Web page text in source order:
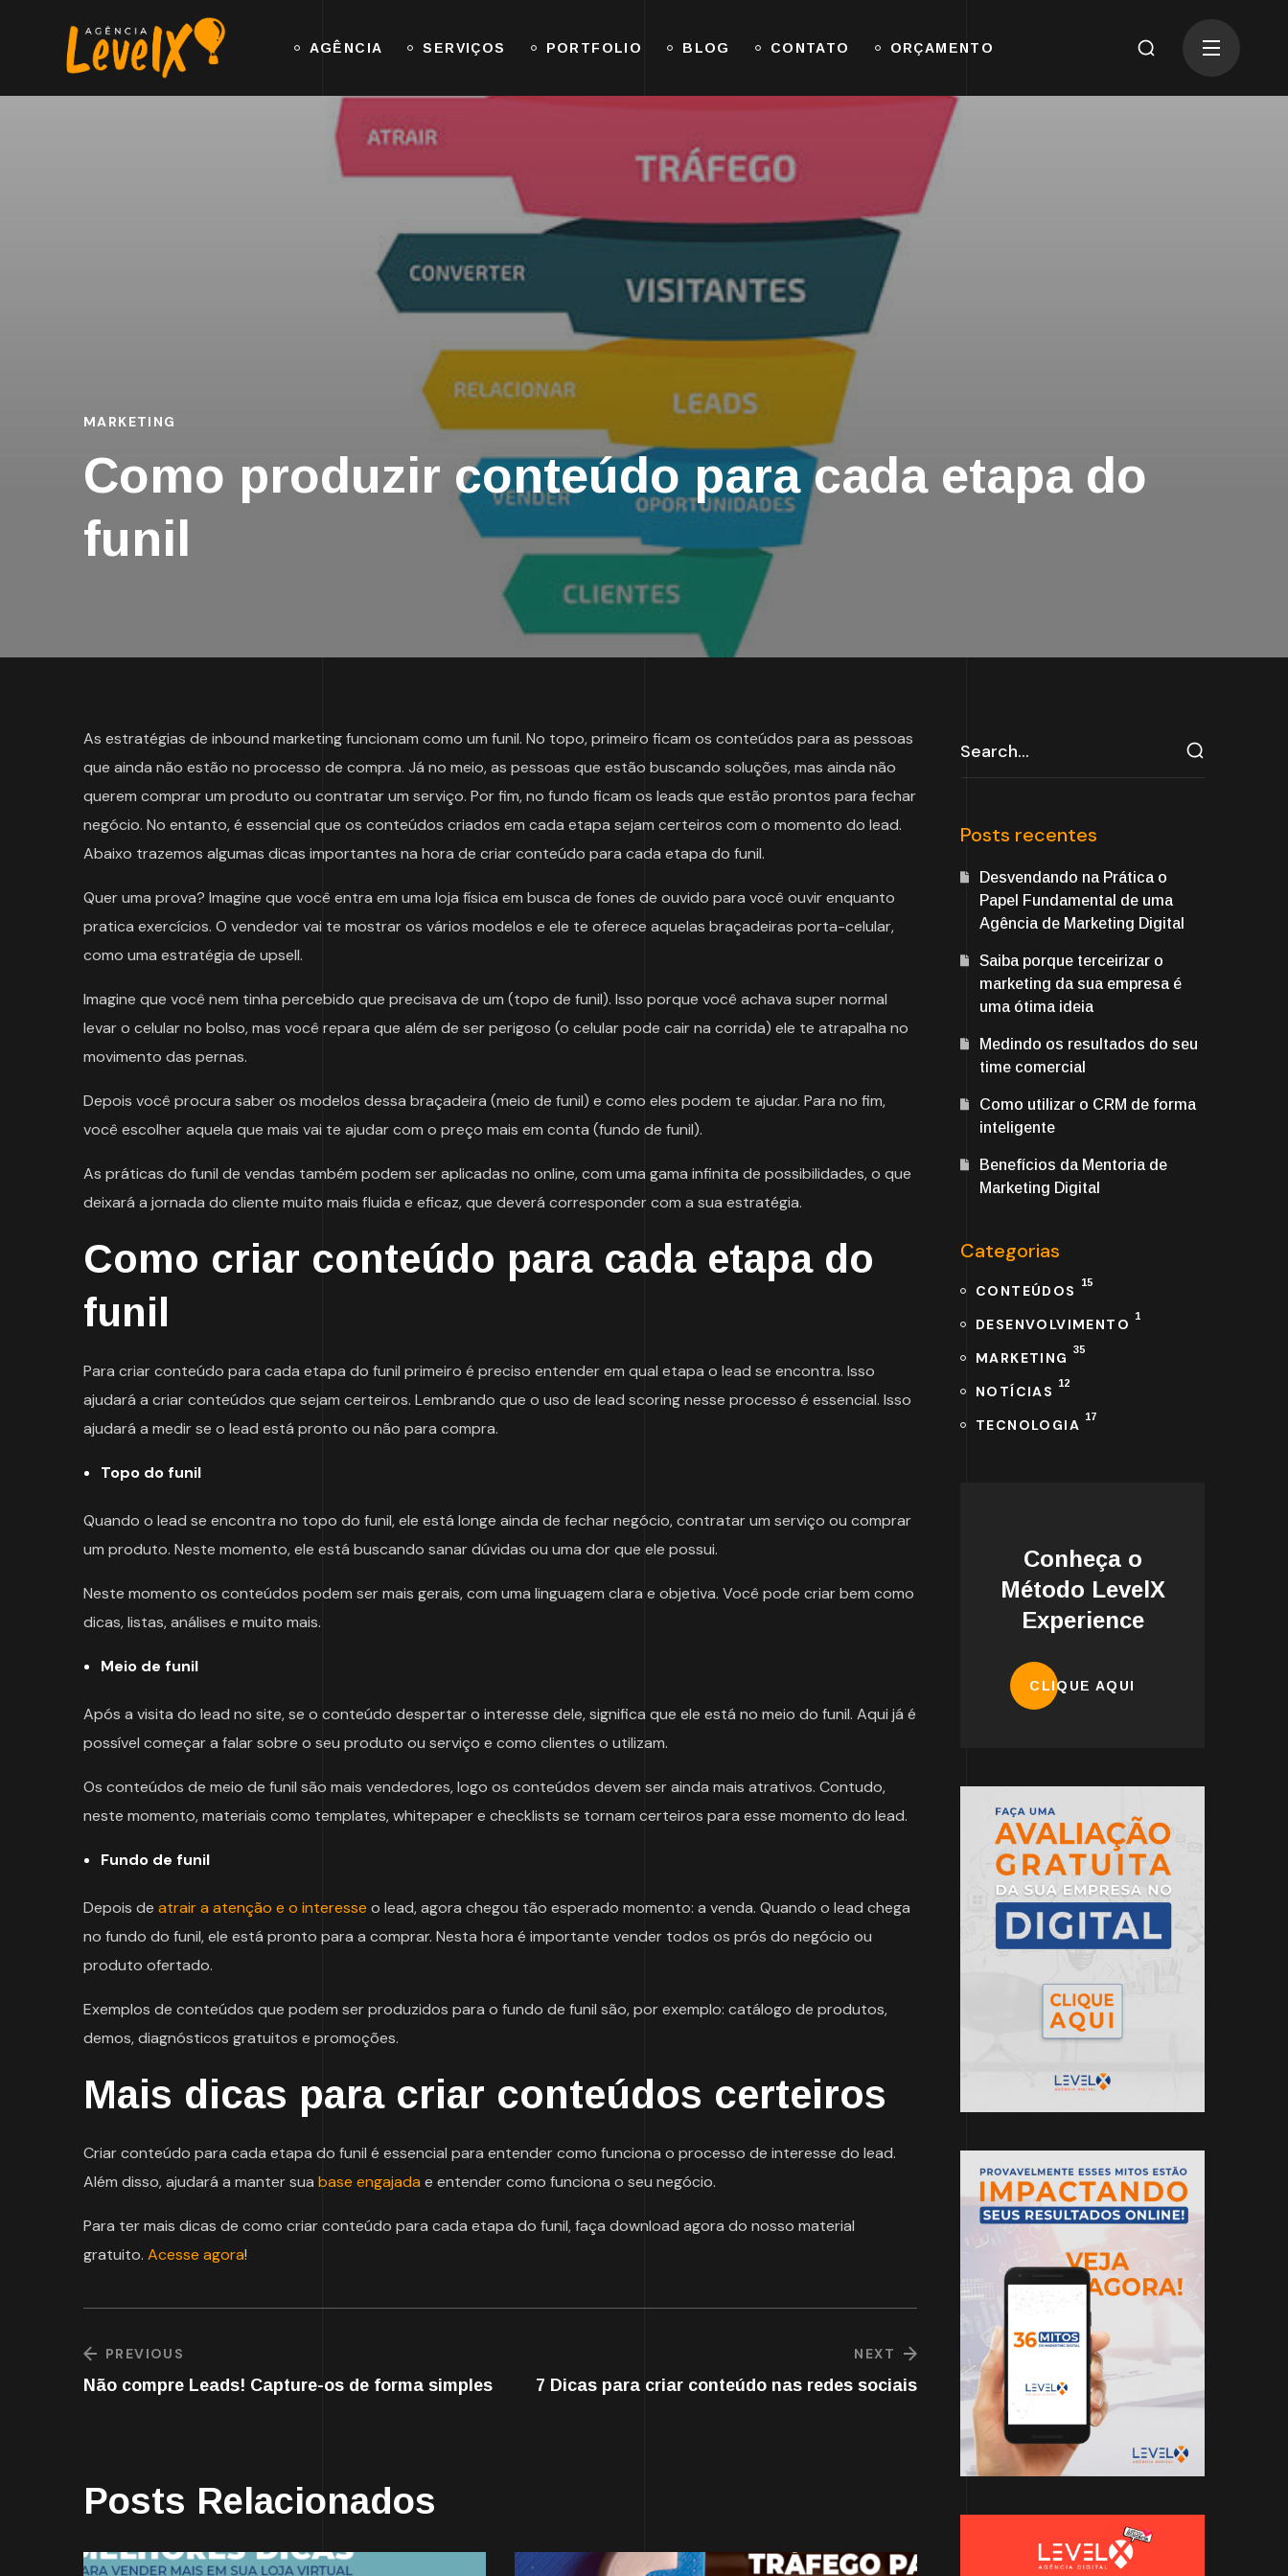
AGÊNCIA SERVIÇOS PORTFOLIO BLOG CONTATO ORÇAMENTO
MARKETING
Como produzir conteúdo para cada etapa do
funil
As estratégias de inbound marketing funcionam como um funil. No topo, primeiro ficam os conteúdos para as pessoas
que ainda não estão no processo de compra. Já no meio, as pessoas que estão buscando soluções, mas ainda não
querem comprar um produto ou contratar um serviço. Por fim, no fundo ficam os leads que estão prontos para fechar
negócio. No entanto, é essencial que os conteúdos criados em cada etapa sejam certeiros com o momento do lead.
Abaixo trazemos algumas dicas importantes na hora de criar conteúdo para cada etapa do funil.
Quer uma prova? Imagine que você entra em uma loja física em busca de fones de ouvido para você ouvir enquanto
pratica exercícios. O vendedor vai te mostrar os vários modelos e ele te oferece aquelas braçadeiras porta-celular,
como uma estratégia de upsell.
Imagine que você nem tinha percebido que precisava de um (topo de funil). Isso porque você achava super normal
levar o celular no bolso, mas você repara que além de ser perigoso (o celular pode cair na corrida) ele te atrapalha no
movimento das pernas.
Depois você procura saber os modelos dessa braçadeira (meio de funil) e como eles podem te ajudar. Para no fim,
você escolher aquela que mais vai te ajudar com o preço mais em conta (fundo de funil).
As práticas do funil de vendas também podem ser aplicadas no online, com uma gama infinita de possibilidades, o que
deixará a jornada do cliente muito mais fluida e eficaz, que deverá corresponder com a sua estratégia.
Como criar conteúdo para cada etapa do
funil
Para criar conteúdo para cada etapa do funil primeiro é preciso entender em qual etapa o lead se encontra. Isso
ajudará a criar conteúdos que sejam certeiros. Lembrando que o uso de lead scoring nesse processo é essencial. Isso
ajudará a medir se o lead está pronto ou não para compra.
Topo do funil
Quando o lead se encontra no topo do funil, ele está longe ainda de fechar negócio, contratar um serviço ou comprar
um produto. Neste momento, ele está buscando sanar dúvidas ou uma dor que ele possui.
Neste momento os conteúdos podem ser mais gerais, com uma linguagem clara e objetiva. Você pode criar bem como
dicas, listas, análises e muito mais.
Meio de funil
Após a visita do lead no site, se o conteúdo despertar o interesse dele, significa que ele está no meio do funil. Aqui já é
possível começar a falar sobre o seu produto ou serviço e como clientes o utilizam.
Os conteúdos de meio de funil são mais vendedores, logo os conteúdos devem ser ainda mais atrativos. Contudo,
neste momento, materiais como templates, whitepaper e checklists se tornam certeiros para esse momento do lead.
Fundo de funil
Depois de atrair a atenção e o interesse o lead, agora chegou tão esperado momento: a venda. Quando o lead chega
no fundo do funil, ele está pronto para a comprar. Nesta hora é importante vender todos os prós do negócio ou
produto ofertado.
Exemplos de conteúdos que podem ser produzidos para o fundo de funil são, por exemplo: catálogo de produtos,
demos, diagnósticos gratuitos e promoções.
Mais dicas para criar conteúdos certeiros
Criar conteúdo para cada etapa do funil é essencial para entender como funciona o processo de interesse do lead.
Além disso, ajudará a manter sua base engajada e entender como funciona o seu negócio.
Para ter mais dicas de como criar conteúdo para cada etapa do funil, faça download agora do nosso material
gratuito. Acesse agora!
PREVIOUS
Não compre Leads! Capture-os de forma simples
NEXT
7 Dicas para criar conteúdo nas redes sociais
Posts Relacionados
Posts recentes
Desvendando na Prática o
Papel Fundamental de uma
Agência de Marketing Digital
Saiba porque terceirizar o
marketing da sua empresa é
uma ótima ideia
Medindo os resultados do seu
time comercial
Como utilizar o CRM de forma
inteligente
Benefícios da Mentoria de
Marketing Digital
Categorias
CONTEÚDOS 15
DESENVOLVIMENTO 1
MARKETING 35
NOTÍCIAS 12
TECNOLOGIA 17
Conheça o
Método LevelX
Experience
CLIQUE AQUI